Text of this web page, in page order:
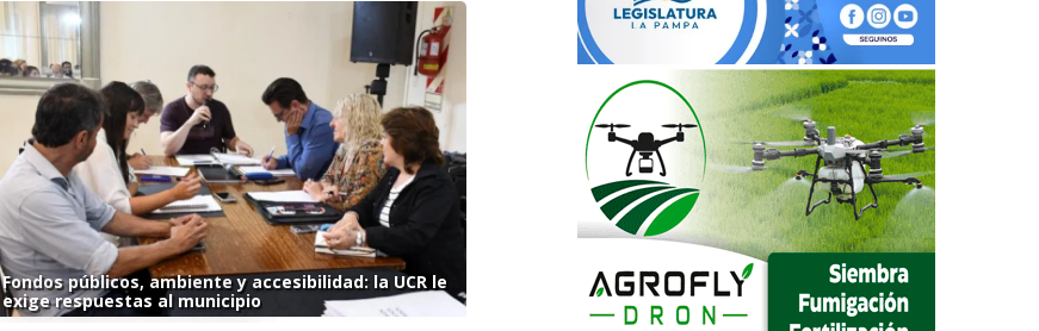
Fondos públicos, ambiente y accesibilidad: la UCR le
exige respuestas al municipio